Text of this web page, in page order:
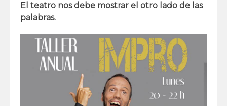
El teatro nos debe mostrar el otro lado de las
palabras.